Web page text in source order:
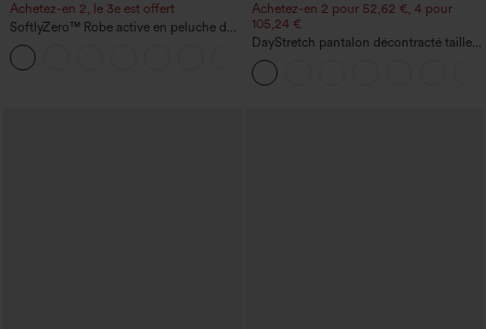
Achetez-en 2, le 3e est offert
SoftlyZero™ Robe active en peluche dos
nu — Édition Hyper Facile
Achetez-en 2 pour 52,62 €, 4 pour
105,24 €
DayStretch pantalon décontracté taille
haute avec poches et coupe droite